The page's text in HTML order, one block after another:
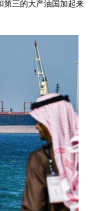
第三的大产油国加起来